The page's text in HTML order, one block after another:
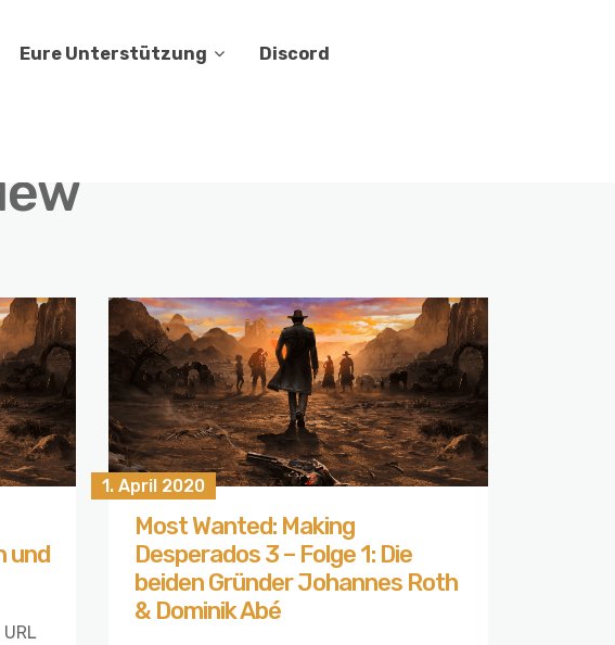
Eure Unterstützung Discord
und
1. April 2020
Most Wanted: Making
Desperados 3 – Folge 1: Die
beiden Gründer Johannes Roth
& Dominik Abé